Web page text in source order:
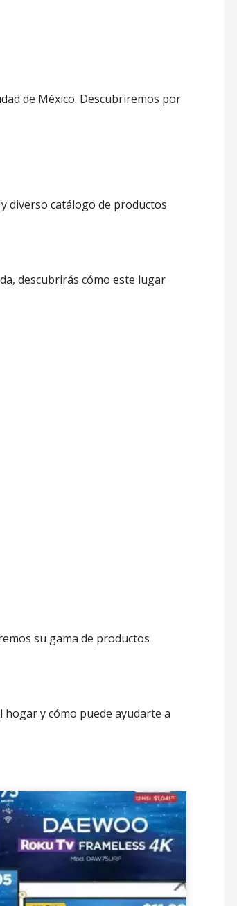
de México. Descubriremos por
diverso catálogo de productos
descubrirás cómo este lugar
su gama de productos
y cómo puede ayudarte a